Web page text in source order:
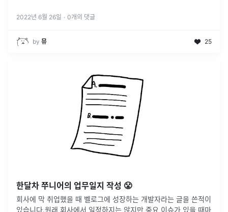
2022년 6월 26일 · 0개의 댓글
by 뮤 25
한달차 쭈니어의 업무일지 작성 😤
회사에 막 취업했을 때 벨로그에 성장하는 개발자라는 글을 쓴적이
있습니다.원래 회사에서 일정하지는 않지만 중요 이슈가 있을 때마